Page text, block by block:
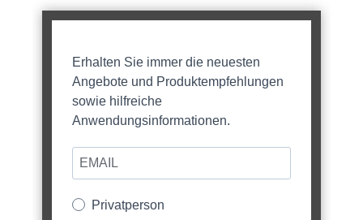
Erhalten Sie immer die neuesten
Angebote und Produktempfehlungen
sowie hilfreiche
Anwendungsinformationen.
Privatperson